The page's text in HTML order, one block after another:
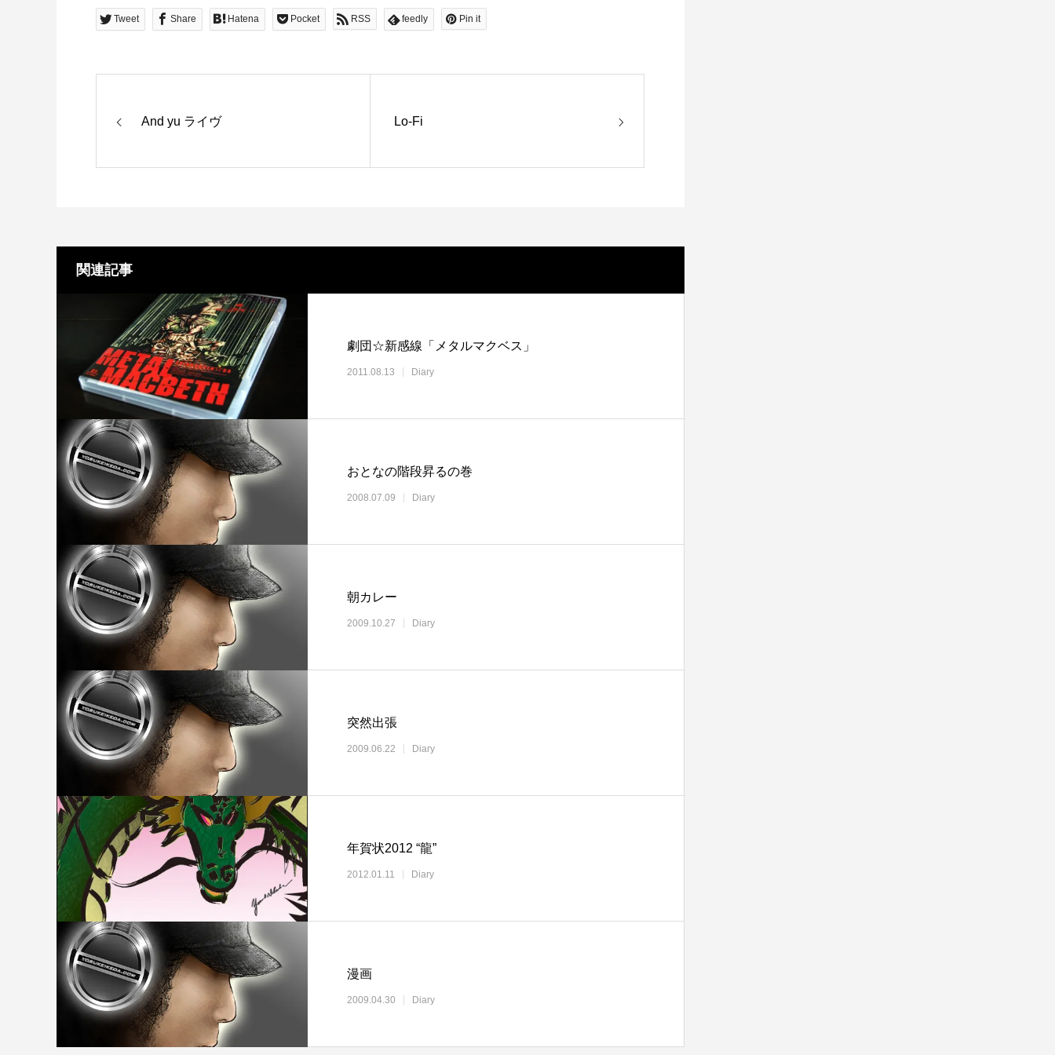
Tweet Share Hatena Pocket RSS feedly Pin it
And yu ライヴ Lo-Fi
関連記事
劇団☆新感線「メタルマクベス」
2011.08.13 Diary
おとなの階段昇るの巻
2008.07.09 Diary
朝カレー
2009.10.27 Diary
突然出張
2009.06.22 Diary
年賀状2012 “龍”
2012.01.11 Diary
漫画
2009.04.30 Diary